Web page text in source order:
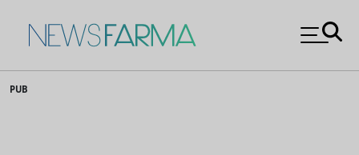
to
News Farma
PUB